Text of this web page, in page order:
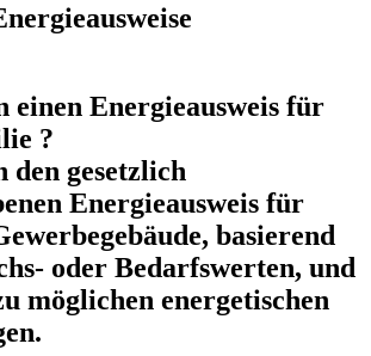
einen Energieausweis für
?
gesetzlich
Energieausweis für
basierend
oder Bedarfswerten, und
möglichen energetischen